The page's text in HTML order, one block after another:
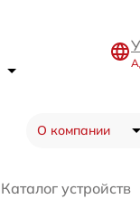
О компании
Каталог устройств